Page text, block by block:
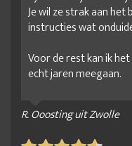
Je wil ze strak aan het
instructies wat
Voor de rest kan ik
echt jaren meegaan.
R. Ooosting uit Zwolle